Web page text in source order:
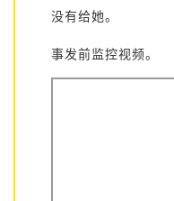
没有给她。
事发前监控视频。